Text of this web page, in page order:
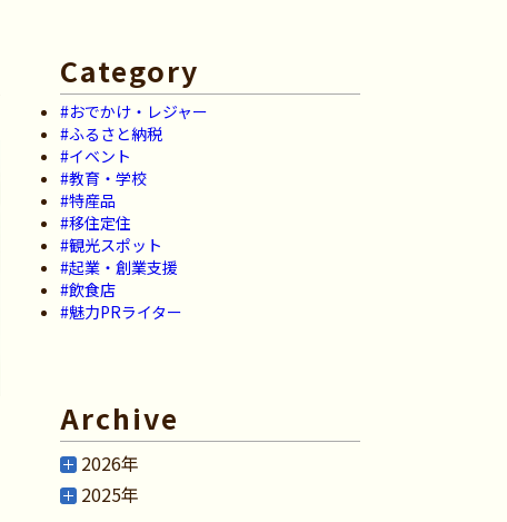
Category
#おでかけ・レジャー
#ふるさと納税
#イベント
#教育・学校
#特産品
#移住定住
#観光スポット
#起業・創業支援
#飲食店
#魅力PRライター
Archive
2026年
2025年